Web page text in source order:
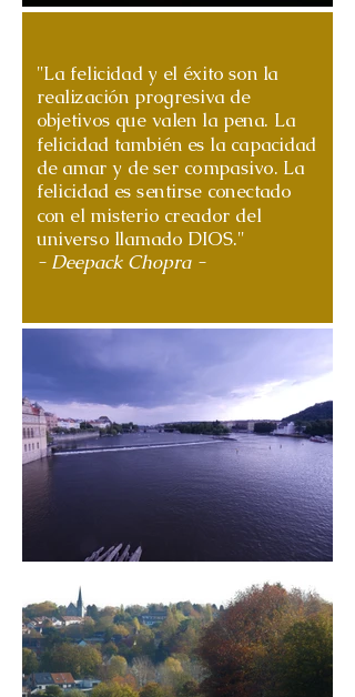
"La felicidad y el éxito son la
realización progresiva de
objetivos que valen la pena. La
felicidad también es la capacidad
de amar y de ser compasivo. La
felicidad es sentirse conectado
con el misterio creador del
universo llamado DIOS."
- Deepack Chopra -